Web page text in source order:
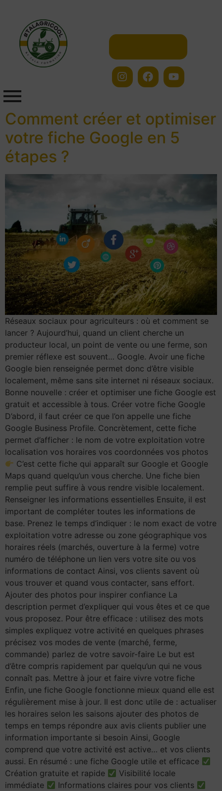
Comment créer et optimiser
votre fiche Google en 5
étapes ?
Réseaux sociaux pour agriculteurs : où et comment se
lancer ? Aujourd’hui, quand un client cherche un
producteur local, un point de vente ou une ferme, son
premier réflexe est souvent… Google. Avoir une fiche
Google bien renseignée permet donc d’être visible
localement, même sans site internet ni réseaux sociaux.
Bonne nouvelle : créer et optimiser une fiche Google est
gratuit et accessible à tous. Créer votre fiche Google
D’abord, il faut créer ce que l’on appelle une fiche
Google Business Profile. Concrètement, cette fiche
permet d’afficher : le nom de votre exploitation votre
localisation vos horaires vos coordonnées vos photos
C’est cette fiche qui apparaît sur Google et Google
Maps quand quelqu’un vous cherche. Une fiche bien
remplie peut suffire à vous rendre visible localement.
Renseigner les informations essentielles Ensuite, il est
important de compléter toutes les informations de
base. Prenez le temps d’indiquer : le nom exact de votre
exploitation votre adresse ou zone géographique vos
horaires réels (marchés, ouverture à la ferme) votre
numéro de téléphone un lien vers votre site ou vos
informations de contact Ainsi, vos clients savent où
vous trouver et quand vous contacter, sans effort.
Ajouter des photos pour inspirer confiance La
description permet d’expliquer qui vous êtes et ce que
vous proposez. Pour être efficace : utilisez des mots
simples expliquez votre activité en quelques phrases
précisez vos modes de vente (marché, ferme,
commande) parlez de votre savoir-faire Le but est
d’être compris rapidement par quelqu’un qui ne vous
connaît pas. Mettre à jour et faire vivre votre fiche
Enfin, une fiche Google fonctionne mieux quand elle est
régulièrement mise à jour. Il est donc utile de : actualiser
les horaires selon les saisons ajouter des photos de
temps en temps répondre aux avis clients publier une
information importante si besoin Ainsi, Google
comprend que votre activité est active… et vos clients
aussi. En résumé : une fiche Google utile et efficace
Création gratuite et rapide
Visibilité locale
immédiate
Informations claires pour vos clients